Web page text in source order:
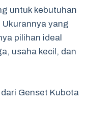
untuk kebutuhan
yang
pilihan ideal
usaha kecil, dan
Genset Kubota